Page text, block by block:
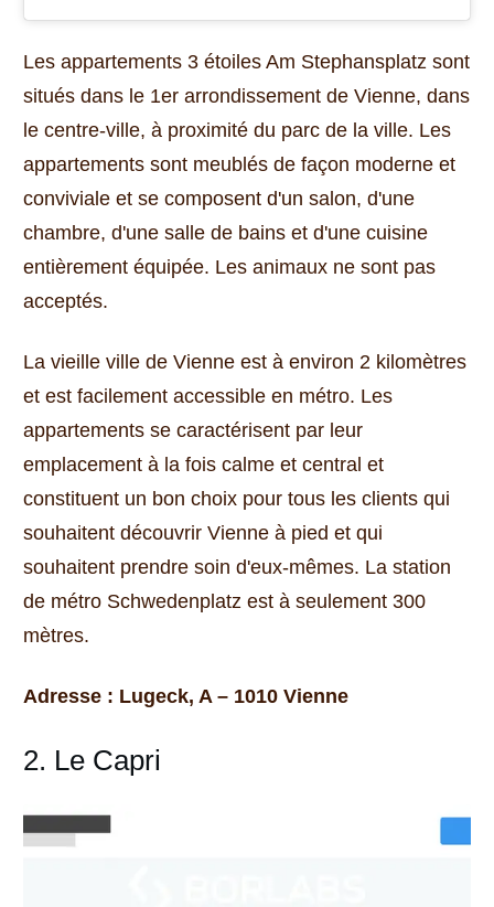
Les appartements 3 étoiles Am Stephansplatz sont
situés dans le 1er arrondissement de Vienne, dans
le centre-ville, à proximité du parc de la ville. Les
appartements sont meublés de façon moderne et
conviviale et se composent d'un salon, d'une
chambre, d'une salle de bains et d'une cuisine
entièrement équipée. Les animaux ne sont pas
acceptés.
La vieille ville de Vienne est à environ 2 kilomètres
et est facilement accessible en métro. Les
appartements se caractérisent par leur
emplacement à la fois calme et central et
constituent un bon choix pour tous les clients qui
souhaitent découvrir Vienne à pied et qui
souhaitent prendre soin d'eux-mêmes. La station
de métro Schwedenplatz est à seulement 300
mètres.
Adresse : Lugeck, A – 1010 Vienne
2. Le Capri